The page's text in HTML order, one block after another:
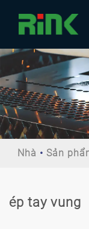
Nhà Sản
ép tay vung